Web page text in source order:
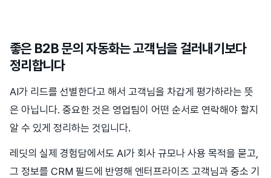
좋은 B2B 문의 자동화는 고객님을 걸러내기보다
정리합니다
AI가 리드를 선별한다고 해서 고객님을 차갑게 평가하라는 뜻
은 아닙니다. 중요한 것은 영업팀이 어떤 순서로 연락해야 할지
알 수 있게 정리하는 것입니다.
레딧의 실제 경험담에서도 AI가 회사 규모나 사용 목적을 묻고,
그 정보를 CRM 필드에 반영해 엔터프라이즈 고객님과 중소 기